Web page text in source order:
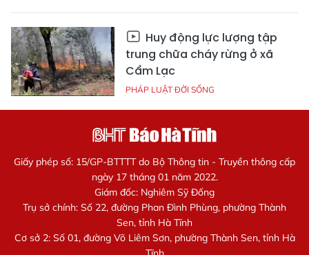
Huy động lực lượng tập
trung chữa cháy rừng ở xã
Cẩm Lạc
PHÁP LUẬT ĐỜI SỐNG
Giấy phép số: 15/GP-BTTTT do Bộ Thông tin - Truyền thông cấp
ngày 17 tháng 01 năm 2022.
Giám đốc: Nghiêm Sỹ Đống
Trụ sở chính: Số 22, đường Phan Đình Phùng, phường Thành
Sen, tỉnh Hà Tĩnh
Cơ sở 2: Số 01, đường Võ Liêm Sơn, phường Thành Sen, tỉnh Hà